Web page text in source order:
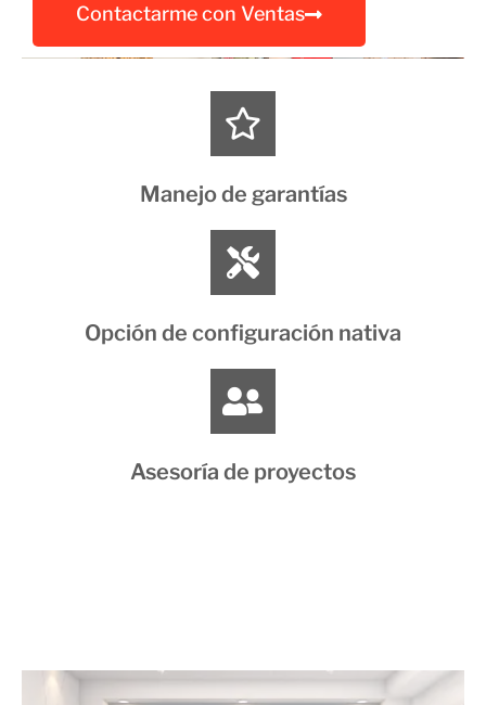
Contactarme con Ventas
Manejo de garantías
Opción de configuración nativa
Asesoría de proyectos